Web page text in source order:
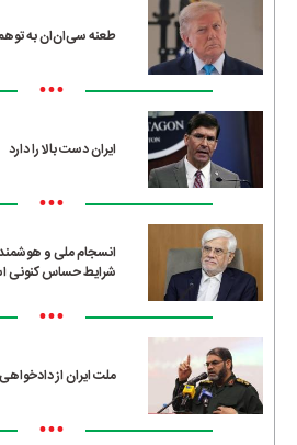
طعنه سی‌ان‌ان به توهم
•••
ایران دست بالا را دارد
•••
انسجام ملی و
شرایط حساس کنونی
•••
ملت ایران از
•••